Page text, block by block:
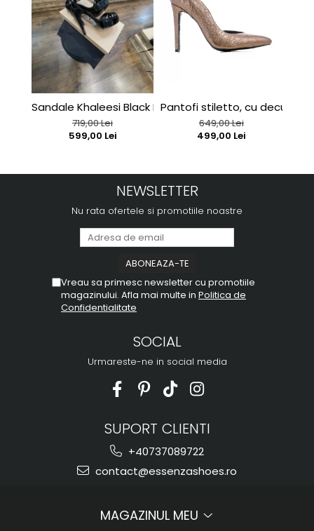
Sandale Khaleesi Black Patent
719,00 Lei
599,00 Lei
Pantofi stiletto, cu decupaj
649,00 Lei
499,00 Lei
NEWSLETTER
Nu rata ofertele si promotiile noastre
Vreau sa primesc newsletter cu promotiile
magazinului. Afla mai multe in Politica de
Confidentialitate
SOCIAL
Urmareste-ne in social media
SUPORT CLIENTI
+40737089722
contact@essenzashoes.ro
MAGAZINUL MEU